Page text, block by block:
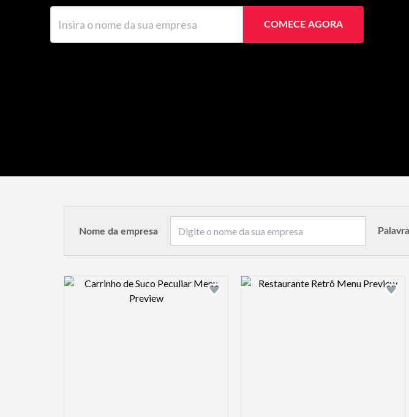
COMECE AGORA
Nome da empresa
Design preview image Design preview image